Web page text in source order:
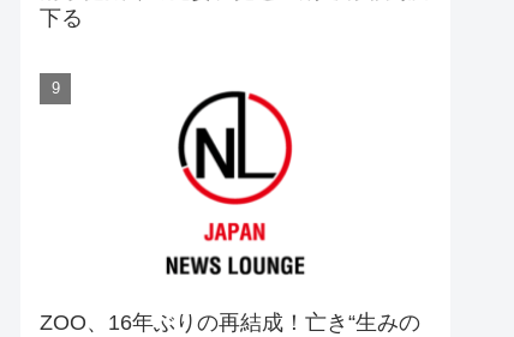
下る
ZOO、16年ぶりの再結成！亡き“生みの